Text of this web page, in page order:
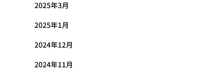
2025年3月
2025年1月
2024年12月
2024年11月